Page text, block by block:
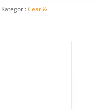
Kategori:Gear &